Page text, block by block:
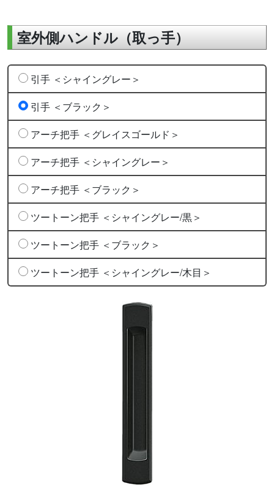
室外側ハンドル（取っ手）
引手 ＜シャイングレー＞
引手 ＜ブラック＞
アーチ把手 ＜グレイスゴールド＞
アーチ把手 ＜シャイングレー＞
アーチ把手 ＜ブラック＞
ツートーン把手 ＜シャイングレー/黒＞
ツートーン把手 ＜ブラック＞
ツートーン把手 ＜シャイングレー/木目＞